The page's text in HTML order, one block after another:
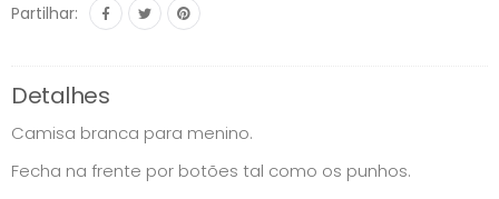
Partilhar:
Detalhes
Camisa branca para menino.
Fecha na frente por botões tal como os punhos.